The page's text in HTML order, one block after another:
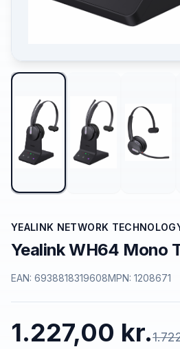
YEALINK NETWORK
Yealink WH64 Mono
EAN: 6938818319608MPN: 1208671
1.227,00 kr.